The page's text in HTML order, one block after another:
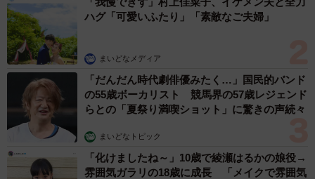
ハグ「可愛いふたり」「素敵なご夫婦」
まいどなメディア
「だんだん時代劇俳優みたく…」国民的バンド
の55歳ボーカリスト 競馬界の57歳レジェンド
らとの「夏祭り満喫ショット」に驚きの声続々
まいどなトピック
「化けましたね～」10歳で綾瀬はるかの娘役→
雰囲気ガラリの18歳に成長 「メイクで雰囲気